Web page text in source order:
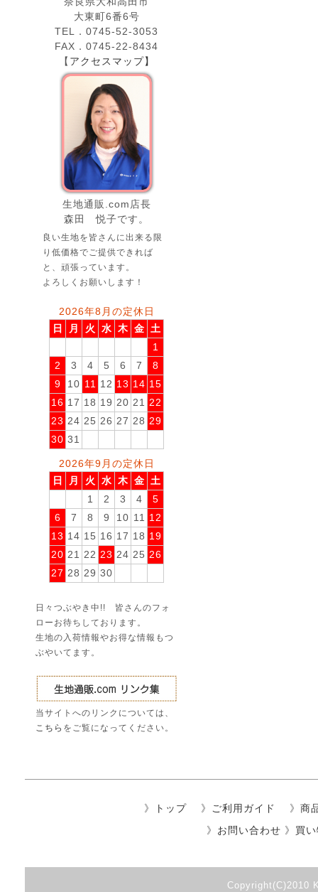
大東町6番6号
TEL．0745-52-3053
FAX．0745-22-8434
【 アクセスマップ】
生地通販.com店長
森田 悦子です。
良い生地を皆さんに出来る限
り低価格でご提供できれば
と、頑張っています。
よろしくお願いします！
2026年8月の定休日
日
月 火 水 木 金 土
1
2
3 4 5 6 7
8
9
10 11 12 13 14 15
16 17 18 19 20 21 22
23 24 25 26 27 28 29
30 31
2026年9月の定休日
日
月 火 水 木 金 土
1
2 3 4
5
6
7 8 9 10 11 12
13 14 15 16 17 18 19
20 21 22 23 24 25 26
27 28 29 30
日々つぶやき中!! 皆さんのフォ
ローお待ちしております。
生地の入荷情報やお得な情報もつ
ぶやいてます。
当サイトへのリンクについては、
こちら をご覧になってください。
》 トップ》 ご利用ガイド 》 商
》 お問い合わせ 》 買
Copyright(C)2010